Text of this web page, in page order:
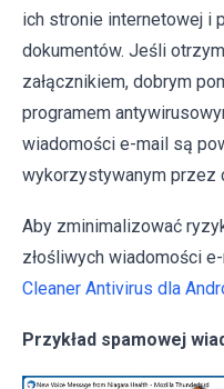
ich stronie internetowej i
dokumentów. Jeśli
załącznikiem, dobrym
programem
wiadomości e-mail są
wykorzystywanym przez
Aby zminimalizować
złośliwych wiadomości
Cleaner Antivirus dla
Przykład spamowej